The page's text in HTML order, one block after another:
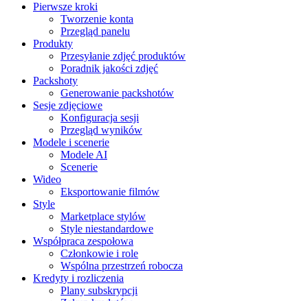
Pierwsze kroki
Tworzenie konta
Przegląd panelu
Produkty
Przesyłanie zdjęć produktów
Poradnik jakości zdjęć
Packshoty
Generowanie packshotów
Sesje zdjęciowe
Konfiguracja sesji
Przegląd wyników
Modele i scenerie
Modele AI
Scenerie
Wideo
Eksportowanie filmów
Style
Marketplace stylów
Style niestandardowe
Współpraca zespołowa
Członkowie i role
Wspólna przestrzeń robocza
Kredyty i rozliczenia
Plany subskrypcji